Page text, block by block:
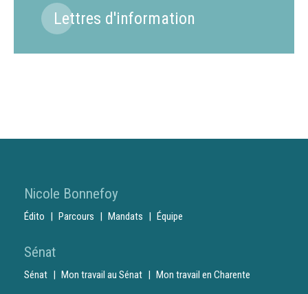
Lettres d'information
Nicole Bonnefoy
Édito Parcours Mandats Équipe
Sénat
Sénat Mon travail au Sénat Mon travail en Charente